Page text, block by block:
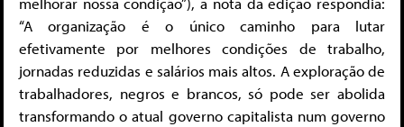
“A organização é o único caminho para lutar
efetivamente por melhores condições de trabalho,
jornadas reduzidas e salários mais altos. A exploração de
trabalhadores, negros e brancos, só pode ser abolida
transformando o atual governo capitalista num governo